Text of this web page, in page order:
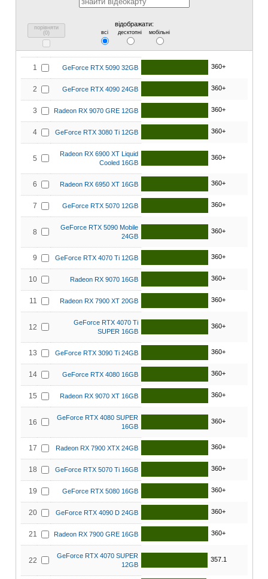
порівняти
(0)
відображати:
всі десктопні мобільні
1 GeForce RTX 5090 32GB 360+
2 GeForce RTX 4090 24GB 360+
3 Radeon RX 9070 GRE 12GB 360+
4 GeForce RTX 3080 Ti 12GB 360+
5
Radeon RX 6900 XT Liquid
Cooled 16GB
360+
6 Radeon RX 6950 XT 16GB 360+
7 GeForce RTX 5070 12GB 360+
8
GeForce RTX 5090 Mobile
24GB
360+
9 GeForce RTX 4070 Ti 12GB 360+
10 Radeon RX 9070 16GB 360+
11 Radeon RX 7900 XT 20GB 360+
12
GeForce RTX 4070 Ti
SUPER 16GB
360+
13 GeForce RTX 3090 Ti 24GB 360+
14 GeForce RTX 4080 16GB 360+
15 Radeon RX 9070 XT 16GB 360+
16
GeForce RTX 4080 SUPER
16GB
360+
17 Radeon RX 7900 XTX 24GB 360+
18 GeForce RTX 5070 Ti 16GB 360+
19 GeForce RTX 5080 16GB 360+
20 GeForce RTX 4090 D 24GB 360+
21 Radeon RX 7900 GRE 16GB 360+
22
GeForce RTX 4070 SUPER
12GB
357.1